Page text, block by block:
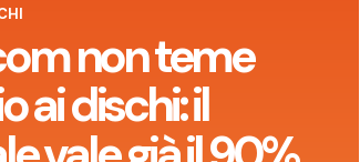
non teme
ai dischi: il